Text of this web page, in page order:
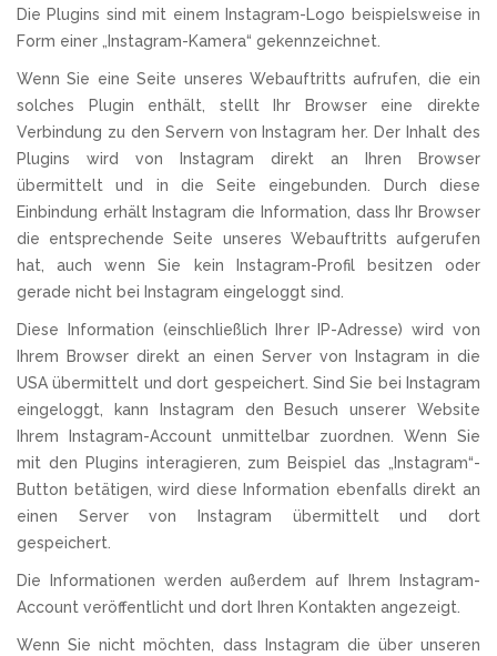
Die Plugins sind mit einem Instagram-Logo beispielsweise in
Form einer „Instagram-Kamera“ gekennzeichnet.
Wenn Sie eine Seite unseres Webauftritts aufrufen, die ein
solches Plugin enthält, stellt Ihr Browser eine direkte
Verbindung zu den Servern von Instagram her. Der Inhalt des
Plugins wird von Instagram direkt an Ihren Browser
übermittelt und in die Seite eingebunden. Durch diese
Einbindung erhält Instagram die Information, dass Ihr Browser
die entsprechende Seite unseres Webauftritts aufgerufen
hat, auch wenn Sie kein Instagram-Profil besitzen oder
gerade nicht bei Instagram eingeloggt sind.
Diese Information (einschließlich Ihrer IP-Adresse) wird von
Ihrem Browser direkt an einen Server von Instagram in die
USA übermittelt und dort gespeichert. Sind Sie bei Instagram
eingeloggt, kann Instagram den Besuch unserer Website
Ihrem Instagram-Account unmittelbar zuordnen. Wenn Sie
mit den Plugins interagieren, zum Beispiel das „Instagram“-
Button betätigen, wird diese Information ebenfalls direkt an
einen Server von Instagram übermittelt und dort
gespeichert.
Die Informationen werden außerdem auf Ihrem Instagram-
Account veröffentlicht und dort Ihren Kontakten angezeigt.
Wenn Sie nicht möchten, dass Instagram die über unseren